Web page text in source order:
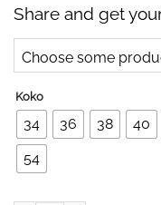
Share and get
Choose some
Koko
34 36 38 40
54